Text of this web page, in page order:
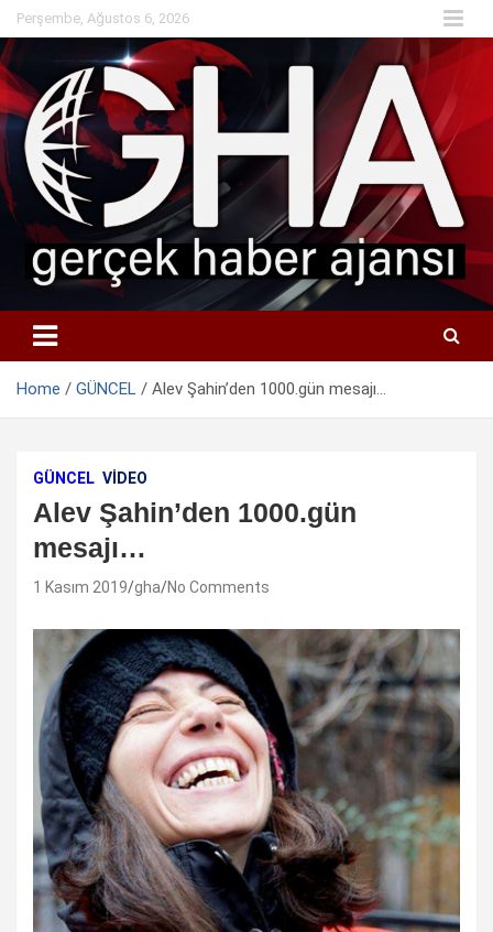
Skip
to
content
Perşembe, Ağustos 6, 2026
Home GÜNCEL Alev Şahin’den 1000.gün mesajı…
GÜNCEL VIDEO
Alev Şahin’den 1000.gün
mesajı…
1 Kasım 2019 gha No Comments